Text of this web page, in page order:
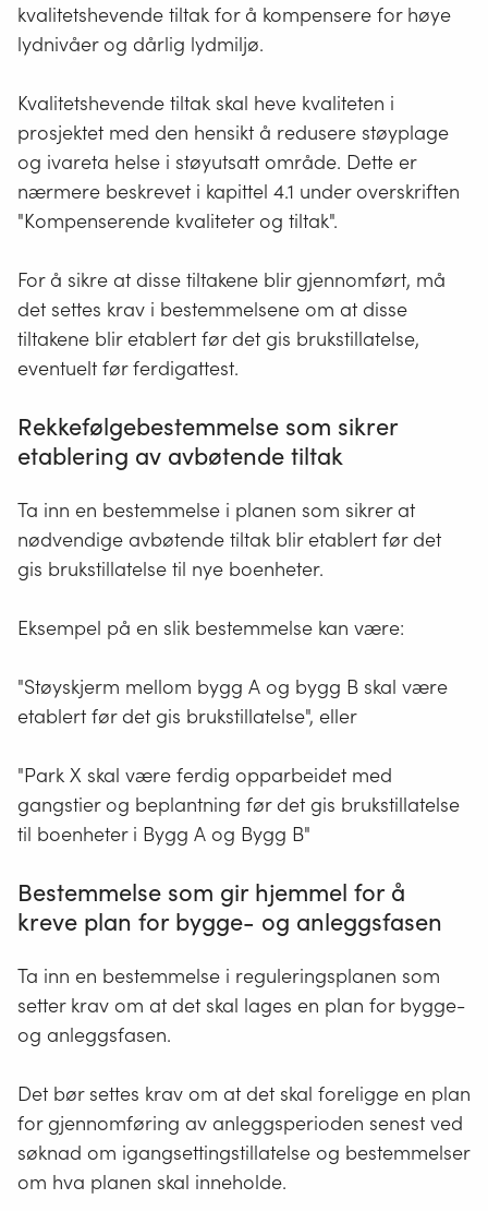
kvalitetshevende tiltak for å kompensere for høye
lydnivåer og dårlig lydmiljø.
Kvalitetshevende tiltak skal heve kvaliteten i
prosjektet med den hensikt å redusere støyplage
og ivareta helse i støyutsatt område. Dette er
nærmere beskrevet i kapittel 4.1 under overskriften
"Kompenserende kvaliteter og tiltak".
For å sikre at disse tiltakene blir gjennomført, må
det settes krav i bestemmelsene om at disse
tiltakene blir etablert før det gis brukstillatelse,
eventuelt før ferdigattest.
Rekkefølgebestemmelse som sikrer
etablering av avbøtende tiltak
Ta inn en bestemmelse i planen som sikrer at
nødvendige avbøtende tiltak blir etablert før det
gis brukstillatelse til nye boenheter.
Eksempel på en slik bestemmelse kan være:
"Støyskjerm mellom bygg A og bygg B skal være
etablert før det gis brukstillatelse", eller
"Park X skal være ferdig opparbeidet med
gangstier og beplantning før det gis brukstillatelse
til boenheter i Bygg A og Bygg B"
Bestemmelse som gir hjemmel for å
kreve plan for bygge- og anleggsfasen
Ta inn en bestemmelse i reguleringsplanen som
setter krav om at det skal lages en plan for bygge-
og anleggsfasen.
Det bør settes krav om at det skal foreligge en plan
for gjennomføring av anleggsperioden senest ved
søknad om igangsettingstillatelse og bestemmelser
om hva planen skal inneholde.